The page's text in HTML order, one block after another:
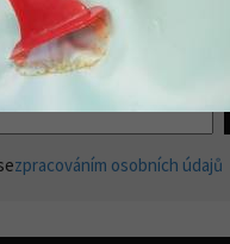
o novinkách a akcích na
novinek.
zpracováním osobních údajů